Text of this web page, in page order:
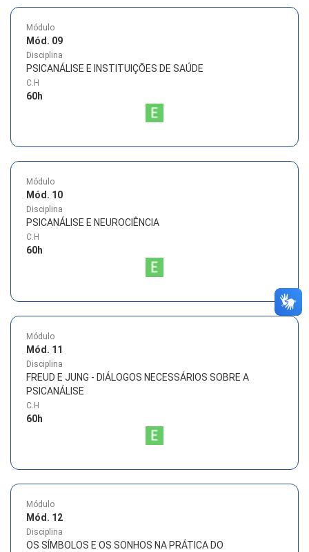
Módulo
Mód. 09
Disciplina
PSICANÁLISE E INSTITUIÇÕES DE SAÚDE
C.H
60h
Módulo
Mód. 10
Disciplina
PSICANÁLISE E NEUROCIÊNCIA
C.H
60h
Módulo
Mód. 11
Disciplina
FREUD E JUNG - DIÁLOGOS NECESSÁRIOS SOBRE A
PSICANÁLISE
C.H
60h
Módulo
Mód. 12
Disciplina
OS SÍMBOLOS E OS SONHOS NA PRÁTICA DO